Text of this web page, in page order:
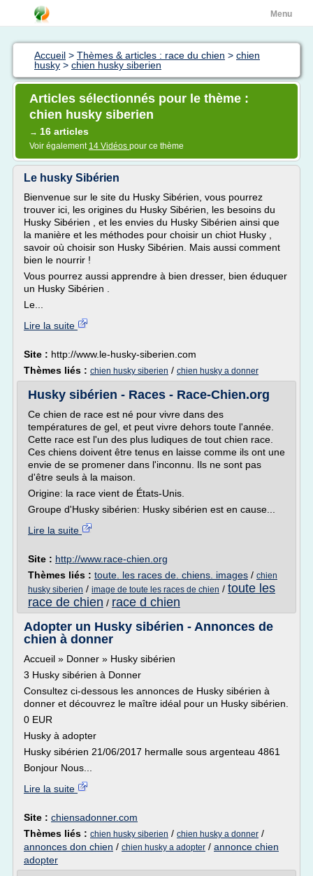
Menu
Accueil > Thèmes & articles : race du chien > chien
husky > chien husky siberien
Articles sélectionnés pour le thème :
chien husky siberien
→ 16 articles
Voir également 14 Vidéos pour ce thème
Le husky Sibérien
Bienvenue sur le site du Husky Sibérien, vous pourrez
trouver ici, les origines du Husky Sibérien, les besoins du
Husky Sibérien , et les envies du Husky Sibérien ainsi que
la manière et les méthodes pour choisir un chiot Husky ,
savoir où choisir son Husky Sibérien. Mais aussi comment
bien le nourrir !
Vous pourrez aussi apprendre à bien dresser, bien éduquer
un Husky Sibérien .
Le...
Lire la suite
Site : http://www.le-husky-siberien.com
Thèmes liés : chien husky siberien / chien husky a donner
Husky sibérien - Races - Race-Chien.org
Ce chien de race est né pour vivre dans des
températures de gel, et peut vivre dehors toute l'année.
Cette race est l'un des plus ludiques de tout chien race.
Ces chiens doivent être tenus en laisse comme ils ont une
envie de se promener dans l'inconnu. Ils ne sont pas
d'être seuls à la maison.
Origine: la race vient de États-Unis.
Groupe d'Husky sibérien: Husky sibérien est en cause...
Lire la suite
Site : http://www.race-chien.org
Thèmes liés : toute. les races de. chiens. images / chien
husky siberien / image de toute les races de chien / toute les
race de chien / race d chien
Adopter un Husky sibérien - Annonces de
chien à donner
Accueil » Donner » Husky sibérien
3 Husky sibérien à Donner
Consultez ci-dessous les annonces de Husky sibérien à
donner et découvrez le maître idéal pour un Husky sibérien.
0 EUR
Husky à adopter
Husky sibérien 21/06/2017 hermalle sous argenteau 4861
Bonjour Nous...
Lire la suite
Site : chiensadonner.com
Thèmes liés : chien husky siberien / chien husky a donner /
annonces don chien / chien husky a adopter / annonce chien
adopter